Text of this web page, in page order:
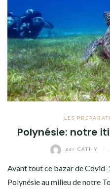
LES
Polynésie: notre
par CATHY
Avant tout ce bazar de Covid-
Polynésie au milieu de notre